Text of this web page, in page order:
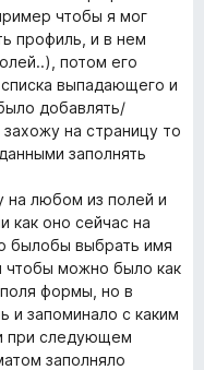
чтобы я мог
профиль, и в нем
потом его
выпадающего и
добавлять/
на страницу то
заполнять
на любом из полей и
как оно сейчас на
былобы выбрать имя
можно было как
формы, но в
и запоминало с каким
при следующем
заполняло